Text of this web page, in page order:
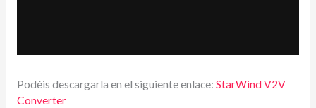
Podéis descargarla en el siguiente enlace: StarWind V2V
Converter